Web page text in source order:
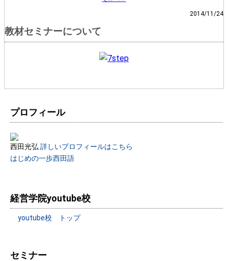
2014/11/24
教材セミナーについて
プロフィール
西田光弘 詳しいプロフィールはこちら
はじめの一歩西田語
経営学院youtube校
youtube校 トップ
セミナー